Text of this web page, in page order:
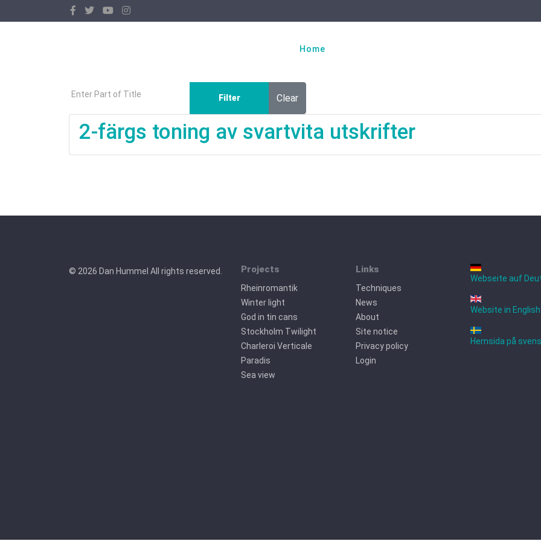
Home
Enter Part of Title
Filter Clear
2-färgs toning av svartvita utskrifter
© 2026 Dan Hummel All rights reserved. Projects
Rheinromantik
Winter light
God in tin cans
Stockholm Twilight
Charleroi Verticale
Paradis
Sea view
Links
Techniques
News
About
Site notice
Privacy policy
Login
Webseite auf
Website in English
Hemsida på